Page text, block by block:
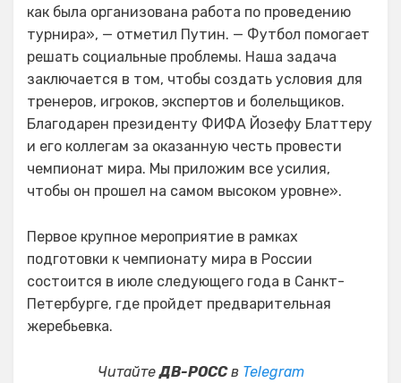
как была организована работа по проведению
турнира», — отметил Путин. — Футбол помогает
решать социальные проблемы. Наша задача
заключается в том, чтобы создать условия для
тренеров, игроков, экспертов и болельщиков.
Благодарен президенту ФИФА Йозефу Блаттеру
и его коллегам за оказанную честь провести
чемпионат мира. Мы приложим все усилия,
чтобы он прошел на самом высоком уровне».
Первое крупное мероприятие в рамках
подготовки к чемпионату мира в России
состоится в июле следующего года в Санкт-
Петербурге, где пройдет предварительная
жеребьевка.
ЧитайтеДВ-РОССв Telegram